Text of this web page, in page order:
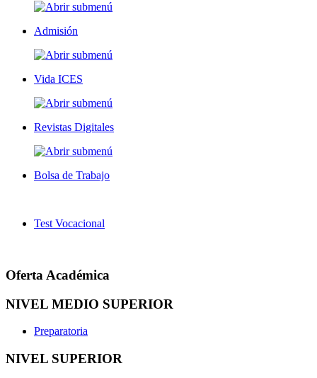
Admisión
Vida ICES
Revistas Digitales
Bolsa de Trabajo
Test Vocacional
Oferta Académica
NIVEL MEDIO SUPERIOR
Preparatoria
NIVEL SUPERIOR